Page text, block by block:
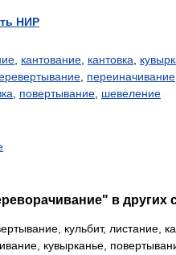
НИР
кантование кантовка
переиначивание
повертывание шевеление
в других
кульбит, листание,
кувырканье,